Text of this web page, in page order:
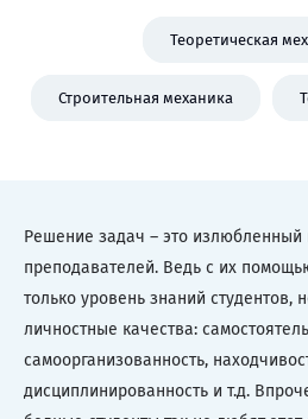
Теоретическая
Строительная механика
Решение задач – это излюбленный
преподавателей. Ведь с их
только уровень знаний студентов,
личностные качества:
самоорганизованность,
дисциплинированность и т.д.